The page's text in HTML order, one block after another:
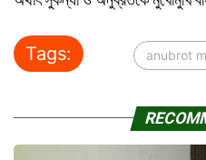
Tags: anubrot